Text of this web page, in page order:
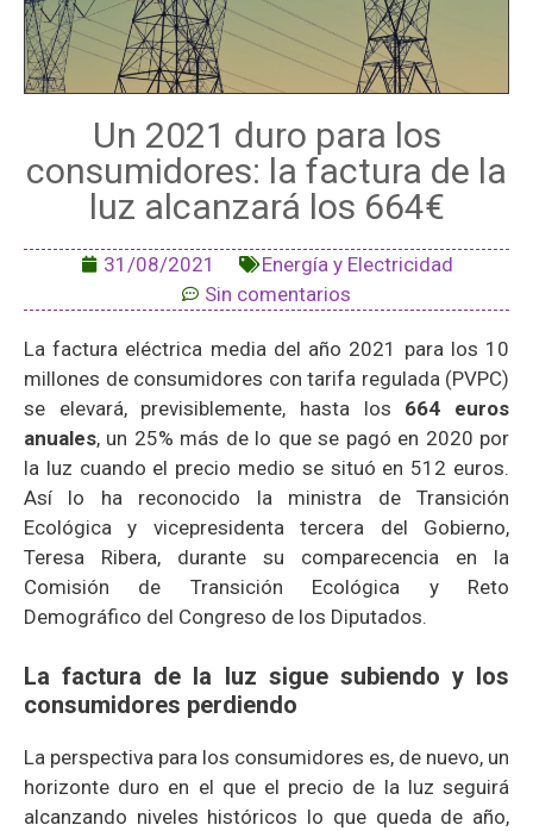
Un 2021 duro para los
consumidores: la factura de la
luz alcanzará los 664€
31/08/2021
Energía y Electricidad
Sin comentarios
La factura eléctrica media del año 2021 para los 10
millones de consumidores con tarifa regulada (PVPC)
se elevará, previsiblemente, hasta los 664 euros
anuales, un 25% más de lo que se pagó en 2020 por
la luz cuando el precio medio se situó en 512 euros.
Así lo ha reconocido la ministra de Transición
Ecológica y vicepresidenta tercera del Gobierno,
Teresa Ribera, durante su comparecencia en la
Comisión de Transición Ecológica y Reto
Demográfico del Congreso de los Diputados.
La factura de la luz sigue subiendo y los
consumidores perdiendo
La perspectiva para los consumidores es, de nuevo, un
horizonte duro en el que el precio de la luz seguirá
alcanzando niveles históricos lo que queda de año,